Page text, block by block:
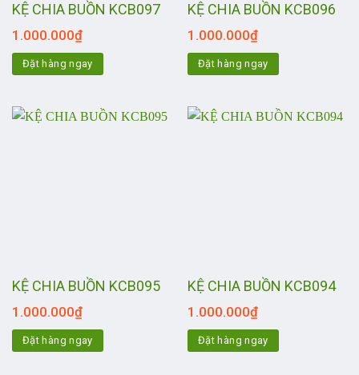
KỆ CHIA BUỒN KCB097
1.000.000₫
Đặt hàng ngay
KỆ CHIA BUỒN KCB096
1.000.000₫
Đặt hàng ngay
KỆ CHIA BUỒN KCB095
1.000.000₫
Đặt hàng ngay
KỆ CHIA BUỒN KCB094
1.000.000₫
Đặt hàng ngay